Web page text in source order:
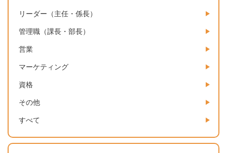
リーダー（主任・係長）
管理職（課長・部長）
営業
マーケティング
資格
その他
すべて